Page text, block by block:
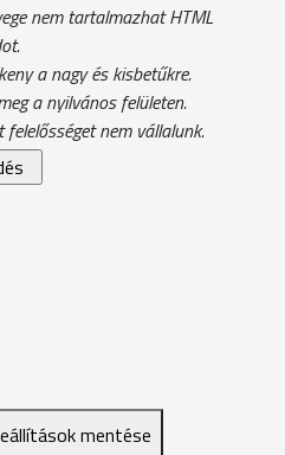
nem tartalmazhat HTML
a nagy és kisbetűkre.
a nyilvános felületen.
nem vállalunk.
mentése